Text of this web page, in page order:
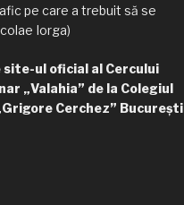
pe care a trebuit să se
Iorga)
ul oficial al Cercului
„Valahia” de la Colegiul
Cerchez” București